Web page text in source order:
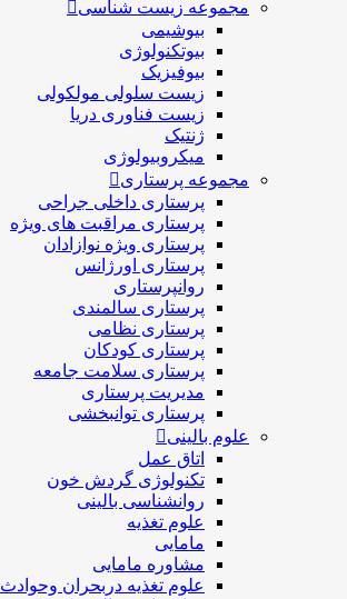
مجموعه زیست شناسی
بیوشیمی
بیوتکنولوژی
بیوفیزیک
زیست سلولی مولکولی
زیست فناوری دریا
ژنتیک
میکروبیولوژی
مجموعه پرستاری
پرستاری داخلی جراحی
پرستاری مراقبت های ويژه
پرستاری ويژه نوازادان
پرستاری اورژانس
روانپرستاری
پرستاری سالمندی
پرستاری نظامی
پرستاری کودکان
پرستاری سلامت جامعه
مدیریت پرستاری
پرستاری توانبخشی
علوم بالینی
اتاق عمل
تکنولوژی گردش خون
روانشناسی بالینی
علوم تغذیه
مامایی
مشاوره مامایی
علوم تغذیه دربحران وحوادث